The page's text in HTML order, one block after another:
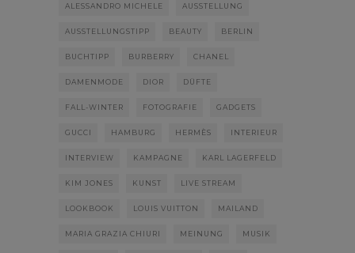
ALESSANDRO MICHELE AUSSTELLUNG
AUSSTELLUNGSTIPP BEAUTY BERLIN
BUCHTIPP BURBERRY CHANEL
DAMENMODE DIOR DÜFTE
FALL-WINTER FOTOGRAFIE GADGETS
GUCCI HAMBURG HERMÈS INTERIEUR
INTERVIEW KAMPAGNE KARL LAGERFELD
KIM JONES KUNST LIVE STREAM
LOOKBOOK LOUIS VUITTON MAILAND
MARIA GRAZIA CHIURI MEINUNG MUSIK